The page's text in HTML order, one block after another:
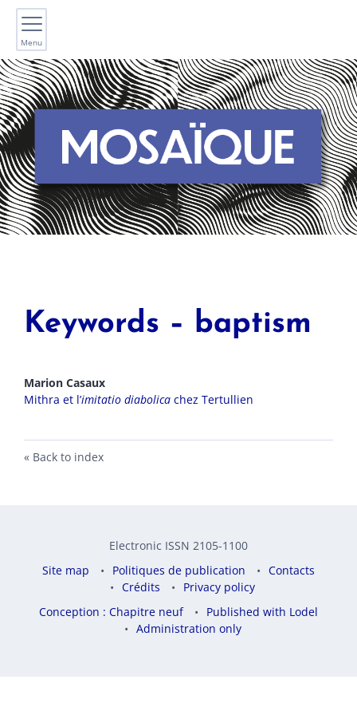
Menu
Keywords – baptism
Marion Casaux
Mithra et l’imitatio diabolica chez Tertullien
Back to index
Electronic ISSN 2105-1100
Site map
Politiques de publication
Contacts
Crédits
Privacy policy
Conception : Chapitre neuf
Published with Lodel
Administration only